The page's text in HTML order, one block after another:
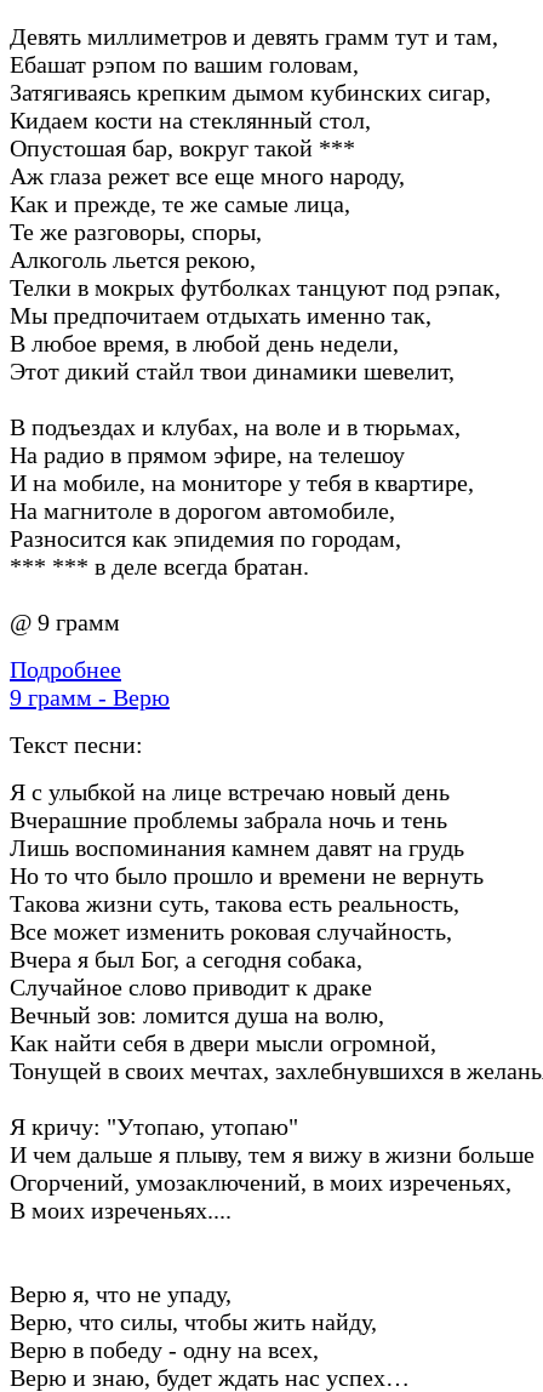
Девять миллиметров и девять грамм тут и там,
Ебашат рэпом по вашим головам,
Затягиваясь крепким дымом кубинских сигар,
Кидаем кости на стеклянный стол,
Опустошая бар, вокруг такой ***
Аж глаза режет все еще много народу,
Как и прежде, те же самые лица,
Те же разговоры, споры,
Алкоголь льется рекою,
Телки в мокрых футболках танцуют под рэпак,
Мы предпочитаем отдыхать именно так,
В любое время, в любой день недели,
Этот дикий стайл твои динамики шевелит,
В подъездах и клубах, на воле и в тюрьмах,
На радио в прямом эфире, на телешоу
И на мобиле, на мониторе у тебя в квартире,
На магнитоле в дорогом автомобиле,
Разносится как эпидемия по городам,
*** *** в деле всегда братан.
@ 9 грамм
Подробнее
9 грамм - Верю
Текст песни:
Я с улыбкой на лице встречаю новый день
Вчерашние проблемы забрала ночь и тень
Лишь воспоминания камнем давят на грудь
Но то что было прошло и времени не вернуть
Такова жизни суть, такова есть реальность,
Все может изменить роковая случайность,
Вчера я был Бог, а сегодня собака,
Случайное слово приводит к драке
Вечный зов: ломится душа на волю,
Как найти себя в двери мысли огромной,
Тонущей в своих мечтах, захлебнувшихся в
Я кричу: "Утопаю, утопаю"
И чем дальше я плыву, тем я вижу в жизни больше
Огорчений, умозаключений, в моих изреченьях,
В моих изреченьях....
Верю я, что не упаду,
Верю, что силы, чтобы жить найду,
Верю в победу - одну на всех,
Верю и знаю, будет ждать нас успех…